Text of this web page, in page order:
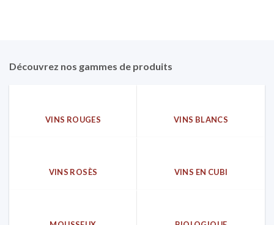
Découvrez nos gammes de produits
VINS ROUGES VINS BLANCS
VINS ROSÈS VINS EN CUBI